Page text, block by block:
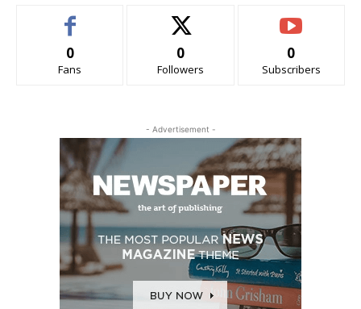
0
Fans
0
Followers
0
Subscribers
- Advertisement -